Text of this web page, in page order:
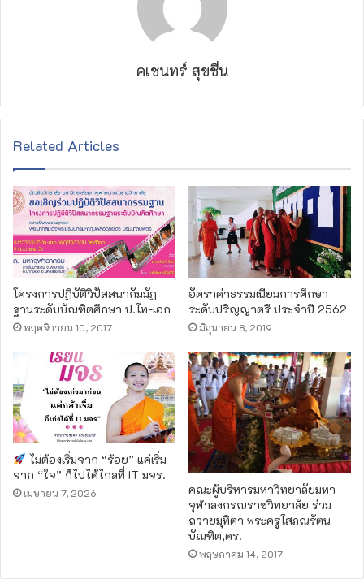
คเชนทร์ สุขชื่น
Related Articles
โครงการปฏิบัติวิปัสสนากัมมัฏ
ฐานระดับบัณฑิตศึกษา ป.โท-เอก
พฤศจิกายน 10, 2017
อัตราค่าธรรมเนียมการศึกษา
ระดับปริญญาตรี ประจำปี 2562
มิถุนายน 8, 2019
ไม่ต้องเริ่มจาก “ร้อย” แค่เริ่ม
จาก “ใจ” ก็ไปได้ไกลที่ IT มจร.
เมษายน 7, 2026
คณะผู้บริหารมหาวิทยาลัยมหา
จุฬาลงกรณราชวิทยาลัย ร่วม
ถวายมุทิตา พระครูโสภณรัตน
บัณฑิต,ดร.
พฤษภาคม 14, 2017